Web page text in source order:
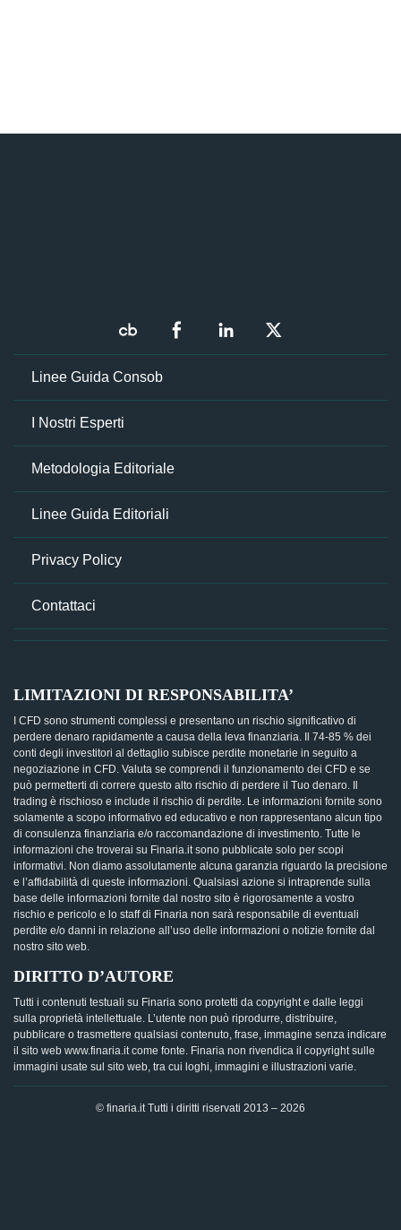
Linee Guida Consob
I Nostri Esperti
Metodologia Editoriale
Linee Guida Editoriali
Privacy Policy
Contattaci
LIMITAZIONI DI RESPONSABILITA’
I CFD sono strumenti complessi e presentano un rischio significativo di
perdere denaro rapidamente a causa della leva finanziaria. Il 74-85 % dei
conti degli investitori al dettaglio subisce perdite monetarie in seguito a
negoziazione in CFD. Valuta se comprendi il funzionamento dei CFD e se
può permetterti di correre questo alto rischio di perdere il Tuo denaro. Il
trading è rischioso e include il rischio di perdite. Le informazioni fornite sono
solamente a scopo informativo ed educativo e non rappresentano alcun tipo
di consulenza finanziaria e/o raccomandazione di investimento. Tutte le
informazioni che troverai su Finaria.it sono pubblicate solo per scopi
informativi. Non diamo assolutamente alcuna garanzia riguardo la precisione
e l’affidabilità di queste informazioni. Qualsiasi azione si intraprende sulla
base delle informazioni fornite dal nostro sito è rigorosamente a vostro
rischio e pericolo e lo staff di Finaria non sarà responsabile di eventuali
perdite e/o danni in relazione all’uso delle informazioni o notizie fornite dal
nostro sito web.
DIRITTO D’AUTORE
Tutti i contenuti testuali su Finaria sono protetti da copyright e dalle leggi
sulla proprietà intellettuale. L’utente non può riprodurre, distribuire,
pubblicare o trasmettere qualsiasi contenuto, frase, immagine senza indicare
il sito web www.finaria.it come fonte. Finaria non rivendica il copyright sulle
immagini usate sul sito web, tra cui loghi, immagini e illustrazioni varie.
© finaria.it Tutti i diritti riservati 2013 – 2026